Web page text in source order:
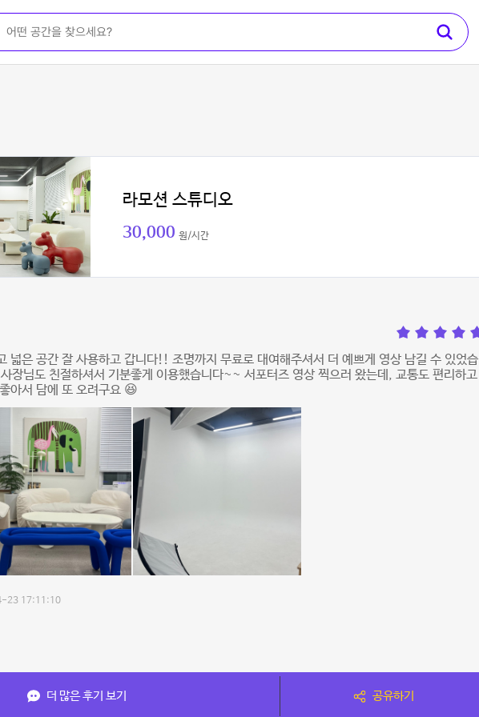
라모션 스튜디오
30,000 원/시간
넓은 공간 잘 사용하고 갑니다!! 조명까지 무료로 대여해주셔서 더 예쁘게 영상 남길 수 있었습
장님도 친절하셔서 기분좋게 이용했습니다~~ 서포터즈 영상 찍으러 왔는데, 교통도 편리하고
아서 담에 또 오려구요 😆
23 17:11:10
더 많은 후기 보기 공유하기